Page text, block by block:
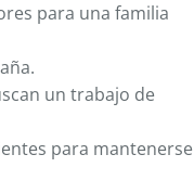
para una familia
un trabajo de
para mantenerse